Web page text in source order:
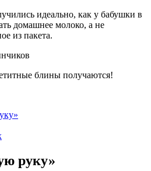
идеально, как у бабушки в
домашнее молоко, а не
из пакета.
блины получаются!
руку»